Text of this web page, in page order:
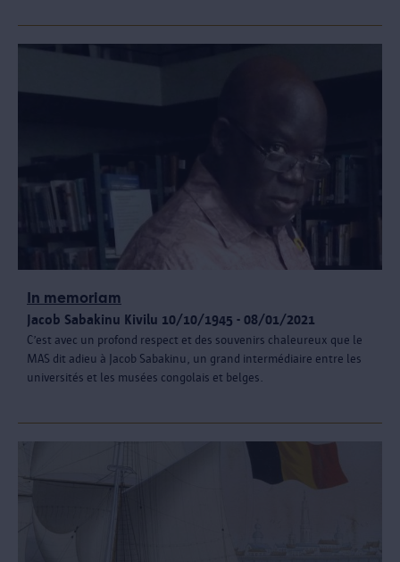
In memoriam
Jacob Sabakinu Kivilu 10/10/1945 - 08/01/2021
C’est avec un profond respect et des souvenirs chaleureux que le
MAS dit adieu à Jacob Sabakinu, un grand intermédiaire entre les
universités et les musées congolais et belges.